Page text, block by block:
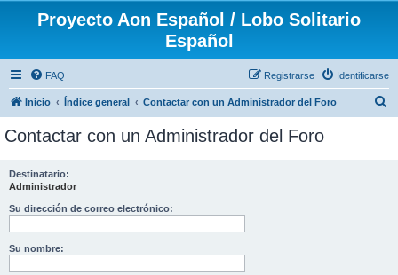
Proyecto Aon Español / Lobo Solitario
Español
FAQ Identificarse
Registrarse
Inicio Índice general Contactar con un Administrador del Foro
Contactar con un Administrador del Foro
Destinatario:
Administrador
Su dirección de correo electrónico:
Su nombre: